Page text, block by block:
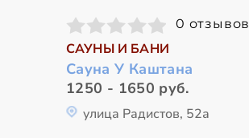
0 отзывов
САУНЫ И БАНИ
Сауна У Каштана
1250 - 1650 руб.
улица Радистов, 52а